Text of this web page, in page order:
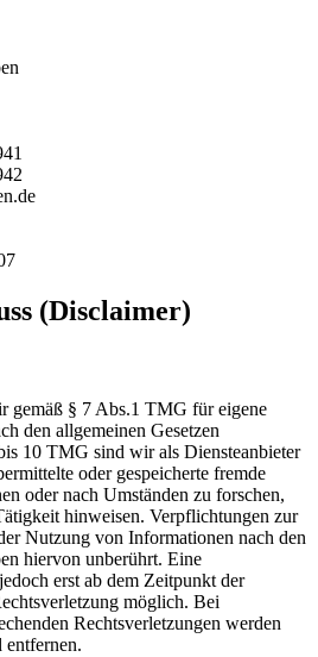
(Disclaimer)
gemäß § 7 Abs.1 TMG für eigene
den allgemeinen Gesetzen
10 TMG sind wir als Diensteanbieter
oder gespeicherte fremde
oder nach Umständen zu forschen,
hinweisen. Verpflichtungen zur
Nutzung von Informationen nach den
hiervon unberührt. Eine
erst ab dem Zeitpunkt der
möglich. Bei
Rechtsverletzungen werden
entfernen.